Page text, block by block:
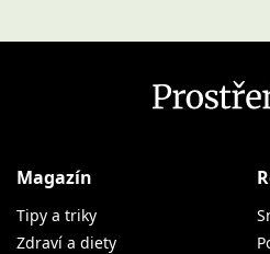
Magazín
Tipy a triky
Zdraví a diety